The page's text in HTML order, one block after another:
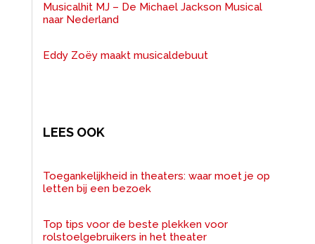
Musicalhit MJ – De Michael Jackson Musical
naar Nederland
Eddy Zoëy maakt musicaldebuut
LEES OOK
Toegankelijkheid in theaters: waar moet je op
letten bij een bezoek
Top tips voor de beste plekken voor
rolstoelgebruikers in het theater